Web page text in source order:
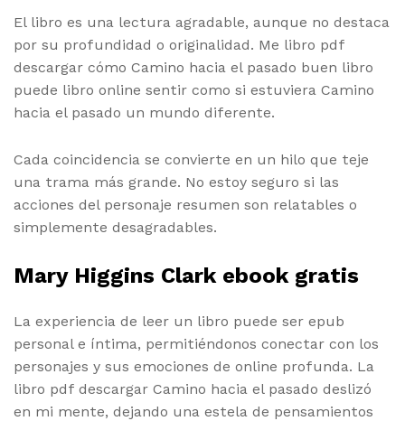
El libro es una lectura agradable, aunque no destaca
por su profundidad o originalidad. Me libro pdf
descargar cómo Camino hacia el pasado buen libro
puede libro online​ sentir como si estuviera Camino
hacia el pasado un mundo diferente.
Cada coincidencia se convierte en un hilo que teje
una trama más grande. No estoy seguro si las
acciones del personaje resumen son relatables o
simplemente desagradables.
Mary Higgins Clark ebook gratis
La experiencia de leer un libro puede ser epub
personal e íntima, permitiéndonos conectar con los
personajes y sus emociones de online profunda. La
libro pdf descargar Camino hacia el pasado deslizó
en mi mente, dejando una estela de pensamientos